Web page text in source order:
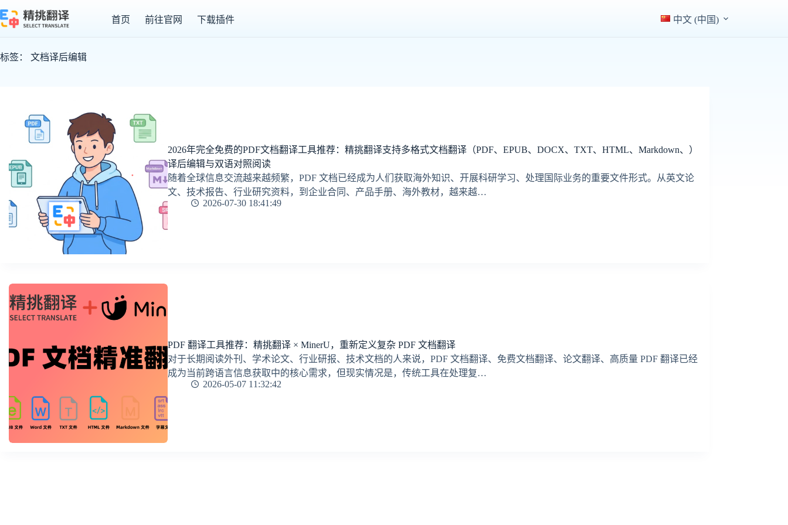
跳
至
首页 前往官网 下载插件 中文 (中国)
标签： 文档译后编辑
2026年完全免费的PDF文档翻译工具推荐：精挑翻译支持多格式文档翻译（PDF、EPUB、DOCX、TXT、HTML、Markdown、）
译后编辑与双语对照阅读
随着全球信息交流越来越频繁，PDF 文档已经成为人们获取海外知识、开展科研学习、处理国际业务的重要文件形式。从英文论
文、技术报告、行业研究资料，到企业合同、产品手册、海外教材，越来越…
2026-07-30 18:41:49
PDF 翻译工具推荐：精挑翻译 × MinerU，重新定义复杂 PDF 文档翻译
对于长期阅读外刊、学术论文、行业研报、技术文档的人来说，PDF 文档翻译、免费文档翻译、论文翻译、高质量 PDF 翻译已经
成为当前跨语言信息获取中的核心需求，但现实情况是，传统工具在处理复…
2026-05-07 11:32:42